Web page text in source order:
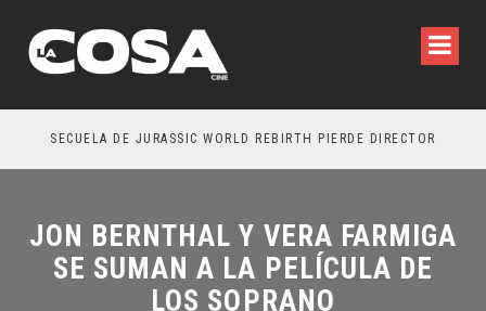
SECUELA DE JURASSIC WORLD REBIRTH PIERDE DIRECTOR
JON BERNTHAL Y VERA FARMIGA
SE SUMAN A LA PELÍCULA DE
LOS SOPRANO